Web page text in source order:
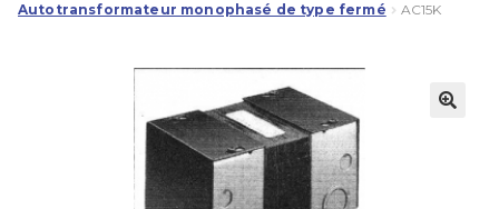
Notre Qualité
Autotransformateur monophasé de type fermé
AC15K